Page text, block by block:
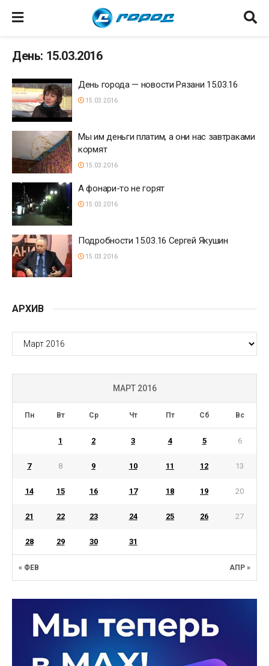
День: 15.03.2016
День города — новости Рязани 15.03.16
15.03.2016
Мы им деньги платим, а они нас завтраками
кормят
15.03.2016
А фонари-то не горят
15.03.2016
Подробности 15.03.16 Сергей Якушин
15.03.2016
АРХИВ
АРХИВ
МАРТ 2016
Пн Вт Ср Чт Пт Сб Вс
« ФЕВ АПР »
1 2 3 4 5 6
7 8 9 10 11 12 13
14 15 16 17 18 19 20
21 22 23 24 25 26 27
28 29 30 31